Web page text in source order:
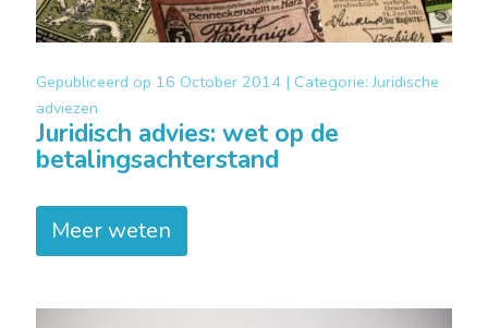
Gepubliceerd op 16 October 2014 | Categorie:Juridische
adviezen
Juridisch advies: wet op de
betalingsachterstand
Meer weten